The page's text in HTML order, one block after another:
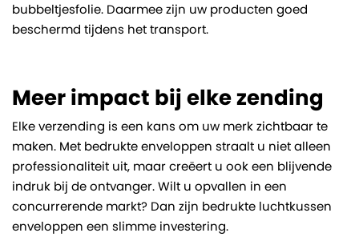
bubbeltjesfolie. Daarmee zijn uw producten goed
beschermd tijdens het transport.
Meer impact bij elke zending
Elke verzending is een kans om uw merk zichtbaar te
maken. Met bedrukte enveloppen straalt u niet alleen
professionaliteit uit, maar creëert u ook een blijvende
indruk bij de ontvanger. Wilt u opvallen in een
concurrerende markt? Dan zijn bedrukte luchtkussen
enveloppen een slimme investering.